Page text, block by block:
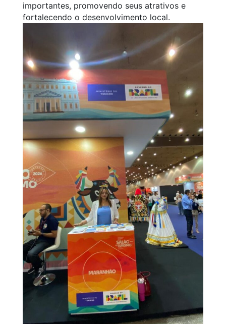
importantes, promovendo seus atrativos e
fortalecendo o desenvolvimento local.